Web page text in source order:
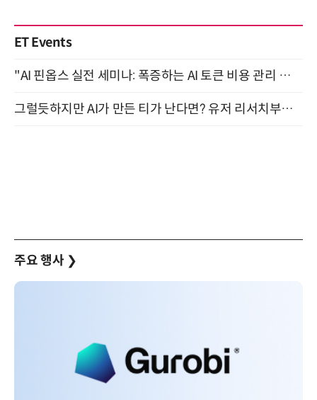
ET Events
"AI 핀옵스 실전 세미나: 폭증하는 AI 토큰 비용 관리 전략" 8월 21일 개최
그럴듯하지만 AI가 만든 티가 난다면? 유저 리서치부터 배포까지! (9/15)
주요 행사 ❯